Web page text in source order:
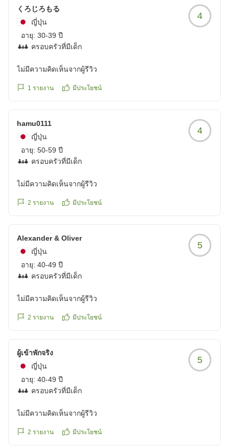
他の料理も美味しいですよ。
こちらのホテルのプールも「ヒルトン」側のプールもどちら
も素敵で北谷の街中でリゾート気分でのんびり過ごせまし
た。
大変嬉しく存じます。
大きく開放的な窓から美しい北谷の海が目の前に広が
る、レストラン「マティーラ」では、沖縄地元食材とヘ
タイルでご用意しております。
これからも豊かなホテルライフのお手伝いをさせていた
くろじろもる
ญี่ปุ่น
อายุ: 30-39 ปี
ครอบครัวที่มีเด็ก
4
ไม่มีความคิดเห็นจากผู้รีวิว
1 รายงาน มีประโยชน์
hamu0111
ญี่ปุ่น
อายุ: 50-59 ปี
ครอบครัวที่มีเด็ก
4
ไม่มีความคิดเห็นจากผู้รีวิว
2 รายงาน มีประโยชน์
Alexander & Oliver
ญี่ปุ่น
อายุ: 40-49 ปี
ครอบครัวที่มีเด็ก
5
ไม่มีความคิดเห็นจากผู้รีวิว
2 รายงาน มีประโยชน์
ผู้เข้าพักจริง
ญี่ปุ่น
อายุ: 40-49 ปี
ครอบครัวที่มีเด็ก
5
ไม่มีความคิดเห็นจากผู้รีวิว
2 รายงาน มีประโยชน์